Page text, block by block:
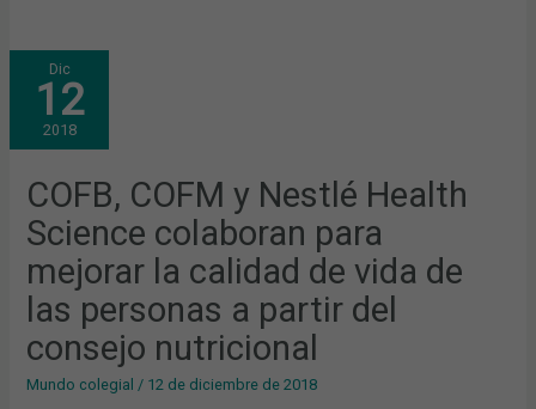
Dic
12
2018
COFB, COFM y Nestlé Health
Science colaboran para
mejorar la calidad de vida de
las personas a partir del
consejo nutricional
Mundo colegial / 12 de diciembre de 2018
COFB,
COFM
Y
NESTLÉ
HEALTH
SCIENCE
COLABORAN
MEJORAR
LA
CALIDAD
DE
VIDA
LAS
PERSONAS
A
PARTIR
CONSEJO
NUTRICIONAL